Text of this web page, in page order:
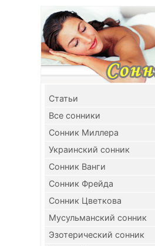
Cтатьи
Все сонники
Сонник Миллера
Украинский сонник
Сонник Ванги
Сонник Фрейда
Сонник Цветкова
Мусульманский сонник
Эзотерический сонник